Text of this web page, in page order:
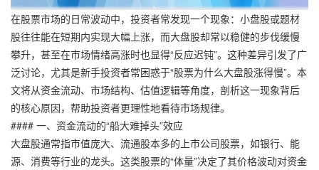
在股票市场的日常波动中，投资者常发现一个现象：小盘股或题材
股往往能在短期内实现大幅上涨，而大盘股却常以稳健的步伐缓慢
攀升，甚至在市场情绪高涨时也显得“反应迟钝”。这种差异引发了广
泛讨论，尤其是新手投资者常困惑于“股票为什么大盘股涨得慢”。本
文将从资金流动、市场结构、估值逻辑等角度，剖析这一现象背后
的核心原因，帮助投资者更理性地看待市场规律。
#### 一、资金流动的“船大难掉头”效应
大盘股通常指市值庞大、流通股本多的上市公司股票，如银行、能
源、消费等行业的龙头。这类股票的“体量”决定了其价格波动对资金